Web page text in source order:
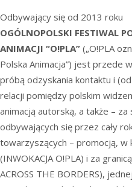
Odbywający się od 2013 roku
OGÓLNOPOLSKI FESTIWAL
ANIMACJI “O!PLA” („O!PLA
Polska Animacja”) jest przede
próbą odzyskania kontaktu i
relacji pomiędzy polskim
animacją autorską, a także – za
odbywających się przez cały
towarzyszących – promocją, w
(INWOKACJA O!PLA) i za
ACROSS THE BORDERS),